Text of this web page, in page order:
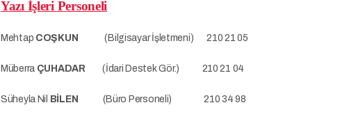
Yazı İşleri Personeli
Mehtap COŞKUN (Bilgisayar İşletmeni) 210 21 05
Müberra ÇUHADAR (İdari Destek Gör.) 210 21 04
Süheyla Nil BİLEN (Büro Personeli) 210 34 98